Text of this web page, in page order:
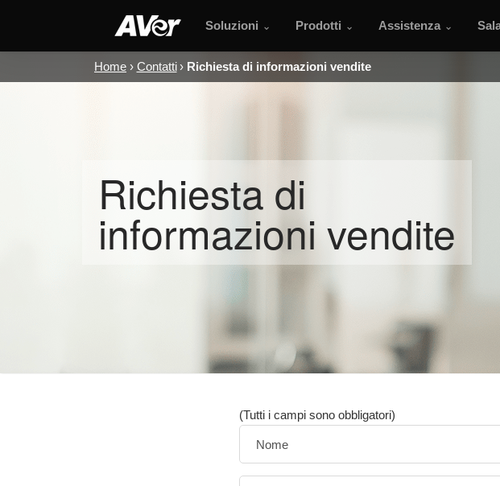
Soluzioni Prodotti Assistenza
Home Contatti Richiesta di informazioni vendite
Richiesta di
informazioni vendite
(Tutti i campi sono obbligatori)